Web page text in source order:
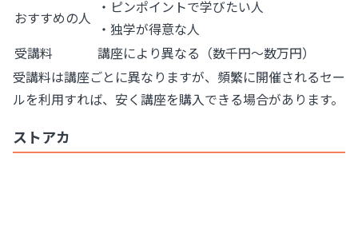
おすすめの人
・ピンポイントで学びたい人
・独学が得意な人
受講料
講座により異なる（数千円〜数万円）
受講料は講座ごとに異なりますが、頻繁に開催されるセー
ルを利用すれば、安く講座を購入できる場合があります。
ストアカ